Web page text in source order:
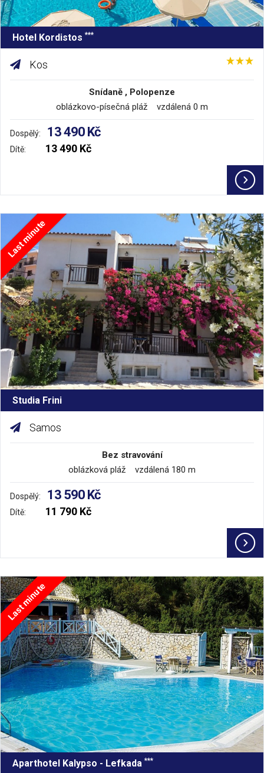
Hotel Kordistos ***
Kos
Snídaně , Polopenze
oblázkovo-písečná pláž vzdálená 0 m
Dospělý: 13 490 Kč
Dítě: 13 490 Kč
Last minute
Studia Frini
Samos
Bez stravování
oblázková pláž vzdálená 180 m
Dospělý: 13 590 Kč
Dítě: 11 790 Kč
Last minute
Aparthotel Kalypso - Lefkada ***